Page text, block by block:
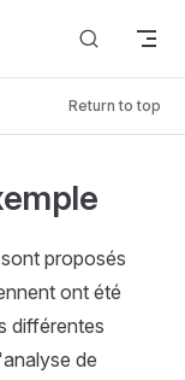
Return to top
proposés
ont été
différentes
de